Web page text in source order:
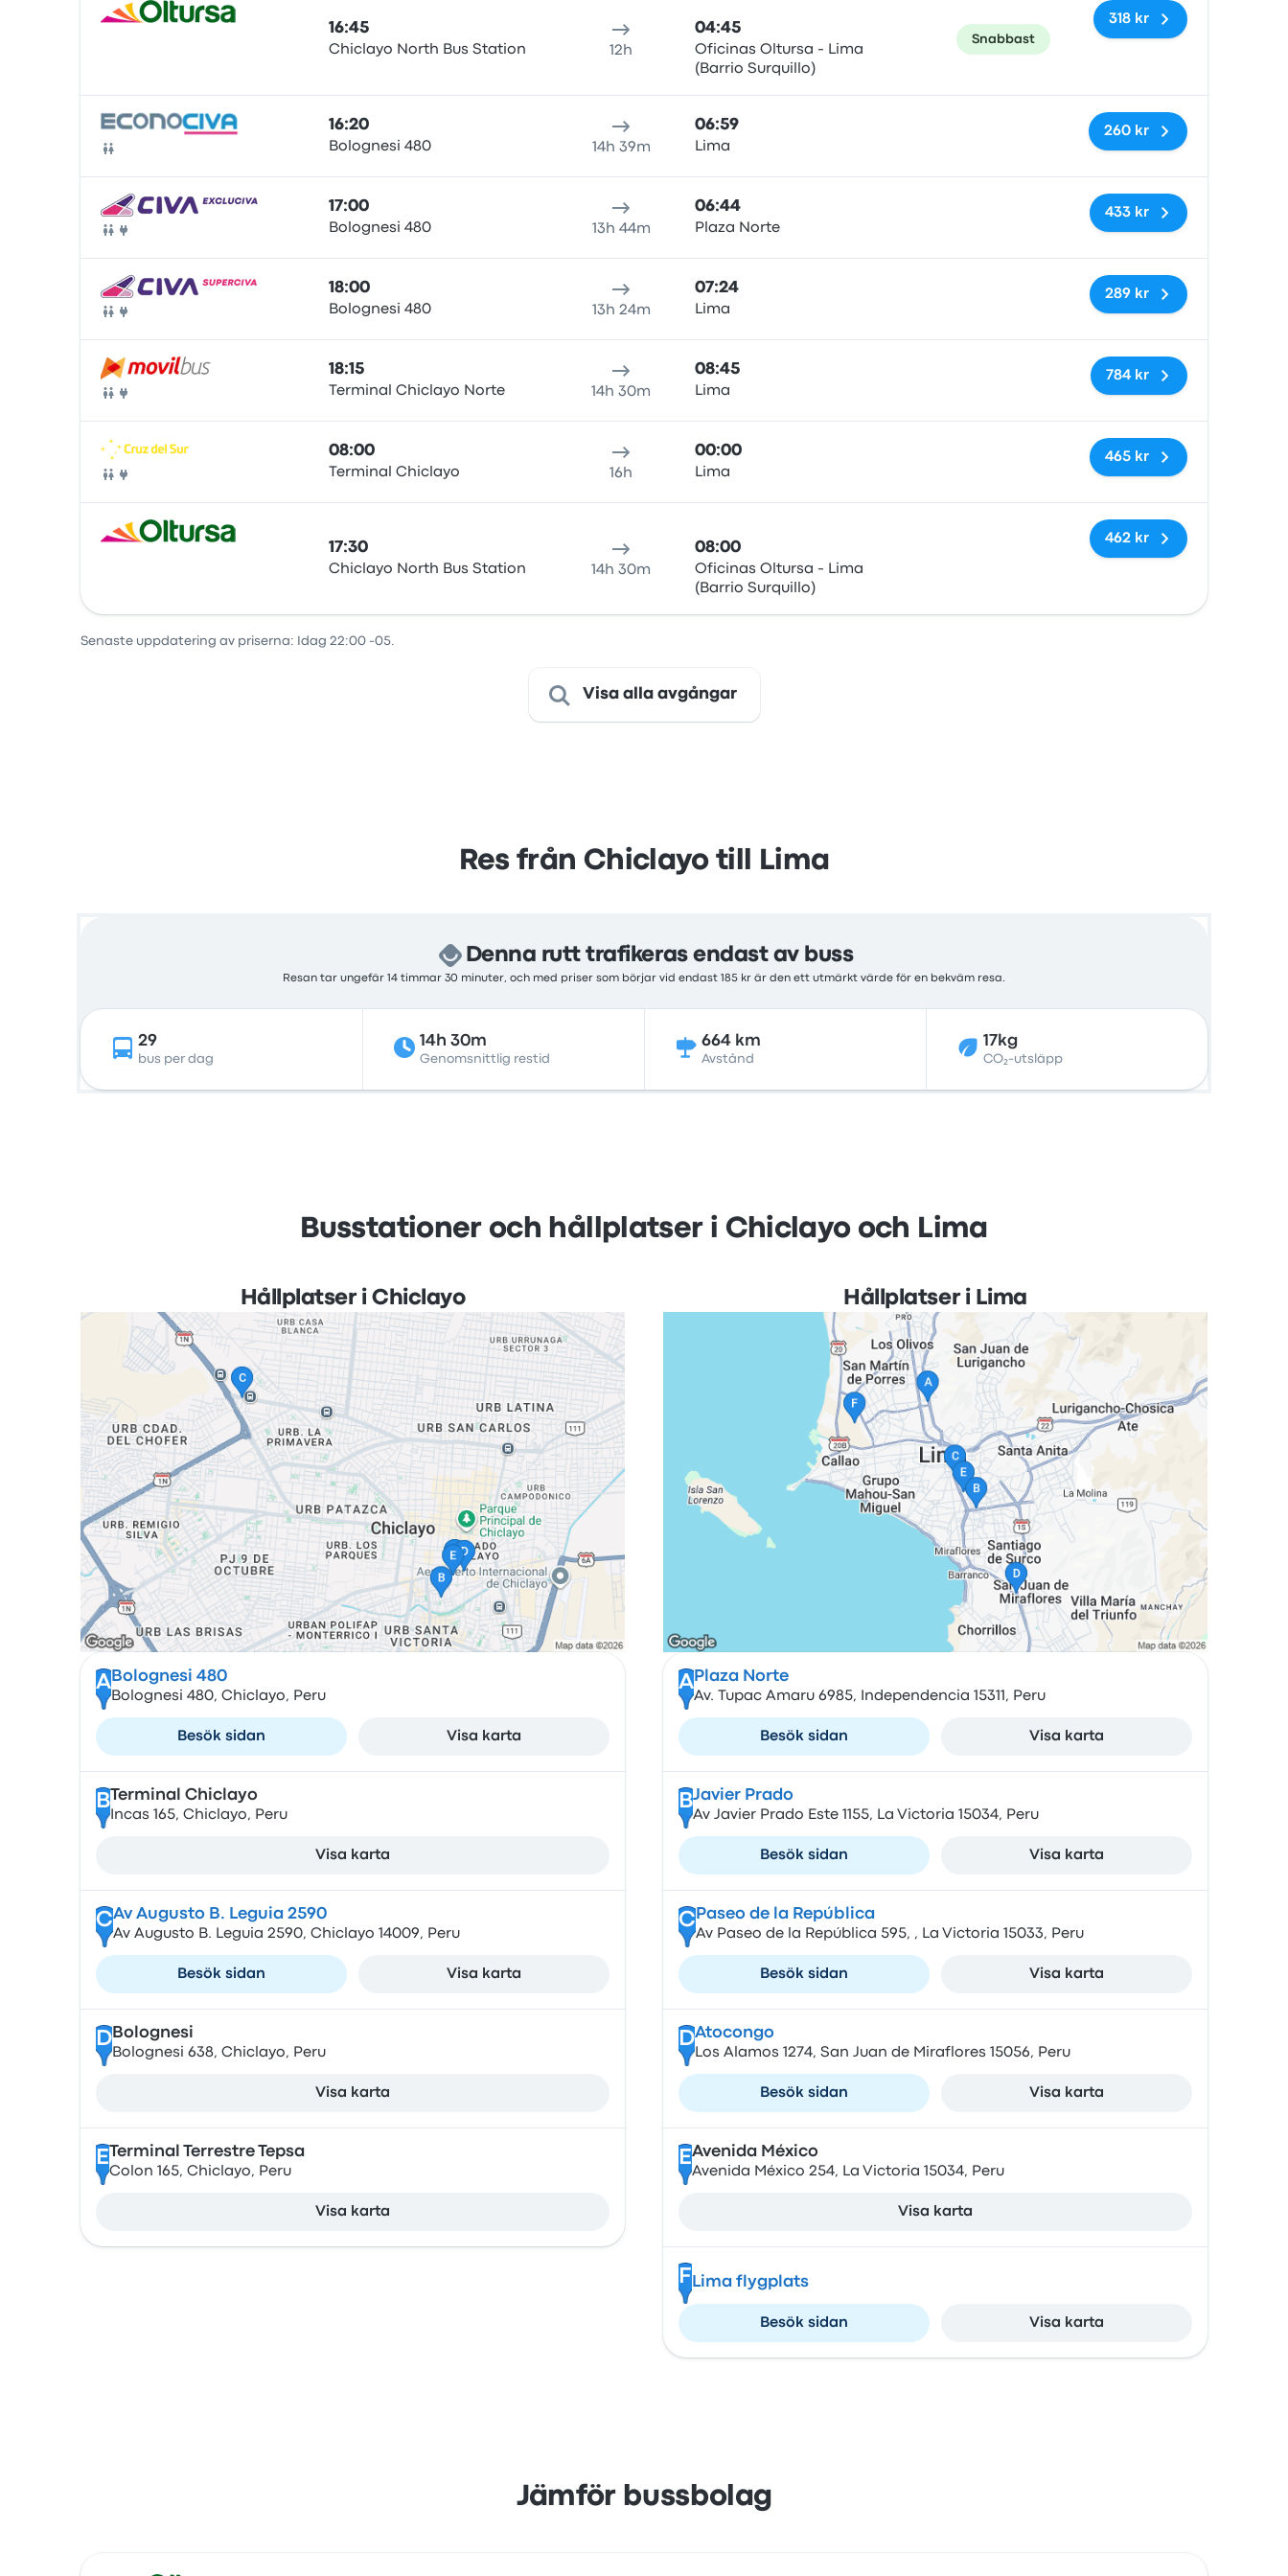
16:45
Chiclayo North Bus Station 12h
04:45
Oficinas Oltursa - Lima
(Barrio Surquillo)
Snabbast
318 kr
Buss
16:20
Bolognesi 480 14h 39m
06:59
Lima
Inga taggar
260 kr
Buss
17:00
Bolognesi 480 13h 44m
06:44
Plaza Norte
Inga taggar
433 kr
Buss
18:00
Bolognesi 480 13h 24m
07:24
Lima
Inga taggar
289 kr
Buss
18:15
Terminal Chiclayo Norte 14h 30m
08:45
Lima
Inga taggar
784 kr
Buss
08:00
Terminal Chiclayo 16h
00:00
Lima
Inga taggar
465 kr
17:30
Chiclayo North Bus Station 14h 30m
08:00
Oficinas Oltursa - Lima
(Barrio Surquillo)
Inga taggar
462 kr
Senaste uppdatering av priserna: Idag 22:00 -05.
Visa alla avgångar
Res från Chiclayo till Lima
Denna rutt trafikeras endast av buss
Resan tar ungefär 14 timmar 30 minuter, och med priser som börjar vid endast 185 kr är den ett utmärkt värde för en bekväm resa.
29
bus per dag
14h 30m
Genomsnittlig restid
664 km
Avstånd
17kg
CO₂-utsläpp
Busstationer och hållplatser i Chiclayo och Lima
Hållplatser i Chiclayo
A Bolognesi 480
Bolognesi 480, Chiclayo, Peru
Besök sidan Visa karta
B Terminal Chiclayo
Incas 165, Chiclayo, Peru
Visa karta
CAv Augusto B. Leguia 2590
Av Augusto B. Leguia 2590, Chiclayo 14009, Peru
Besök sidan Visa karta
DBolognesi
Bolognesi 638, Chiclayo, Peru
Visa karta
E Terminal Terrestre Tepsa
Colon 165, Chiclayo, Peru
Visa karta
Hållplatser i Lima
A Plaza Norte
Av. Tupac Amaru 6985, Independencia 15311, Peru
Besök sidan Visa karta
BJavier Prado
Av Javier Prado Este 1155, La Victoria 15034, Peru
Besök sidan Visa karta
CPaseo de la República
Av Paseo de la República 595, , La Victoria 15033, Peru
Besök sidan Visa karta
DAtocongo
Los Alamos 1274, San Juan de Miraflores 15056, Peru
Besök sidan Visa karta
EAvenida México
Avenida México 254, La Victoria 15034, Peru
Visa karta
F Lima flygplats
Besök sidan Visa karta
Jämför bussbolag